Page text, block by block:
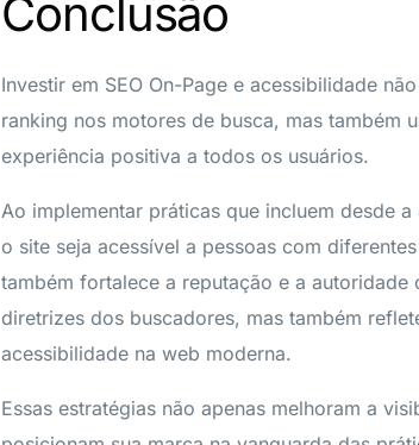
Conclusão
Investir em SEO On-Page e acessibilidade
ranking nos motores de busca, mas também
experiência positiva a todos os usuários.
Ao implementar práticas que incluem desde
o site seja acessível a pessoas com
também fortalece a reputação e a autoridade
diretrizes dos buscadores, mas também
acessibilidade na web moderna.
Essas estratégias não apenas melhoram a